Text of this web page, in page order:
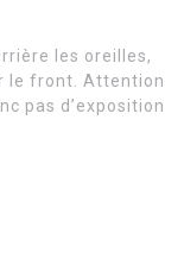
les oreilles,
le front. Attention
pas d’exposition